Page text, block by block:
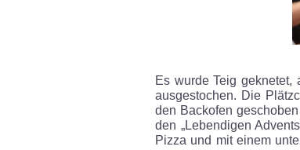
Es wurde Teig geknetet,
ausgestochen. Die
den Backofen
den „Lebendigen
Pizza und mit einem